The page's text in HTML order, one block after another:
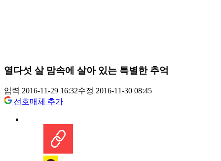
열다섯 살 맘속에 살아 있는 특별한 추억
입력 2016-11-29 16:32수정 2016-11-30 08:45
선호매체 추가